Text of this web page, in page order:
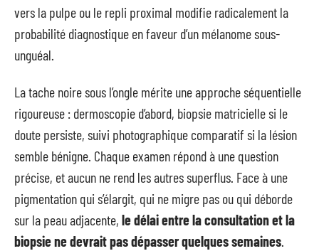
vers la pulpe ou le repli proximal modifie radicalement la
probabilité diagnostique en faveur d’un mélanome sous-
unguéal.
La tache noire sous l’ongle mérite une approche séquentielle
rigoureuse : dermoscopie d’abord, biopsie matricielle si le
doute persiste, suivi photographique comparatif si la lésion
semble bénigne. Chaque examen répond à une question
précise, et aucun ne rend les autres superflus. Face à une
pigmentation qui s’élargit, qui ne migre pas ou qui déborde
sur la peau adjacente, le délai entre la consultation et la
biopsie ne devrait pas dépasser quelques semaines.